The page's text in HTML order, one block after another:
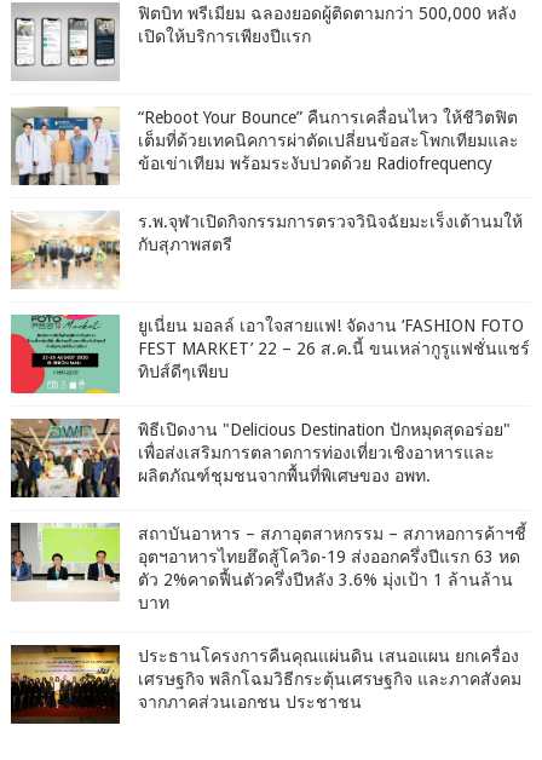
ฟิตบิท พรีเมียม ฉลองยอดผู้ติดตามกว่า 500,000 หลัง
เปิดให้บริการเพียงปีแรก
“Reboot Your Bounce” คืนการเคลื่อนไหว ให้ชีวิตฟิต
เต็มที่ด้วยเทคนิคการผ่าตัดเปลี่ยนข้อสะโพกเทียมและ
ข้อเข่าเทียม พร้อมระงับปวดด้วย Radiofrequency
ร.พ.จุฬาเปิดกิจกรรมการตรวจวินิจฉัยมะเร็งเต้านมให้
กับสุภาพสตรี
ยูเนี่ยน มอลล์ เอาใจสายแฟ! จัดงาน ‘FASHION FOTO
FEST MARKET’ 22 – 26 ส.ค.นี้ ขนเหล่ากูรูแฟชั่นแชร์
ทิปส์ดีๆเพียบ
พิธีเปิดงาน "Delicious Destination ปักหมุดสุดอร่อย"
เพื่อส่งเสริมการตลาดการท่องเที่ยวเชิงอาหารและ
ผลิตภัณฑ์ชุมชนจากพื้นที่พิเศษของ อพท.
สถาบันอาหาร – สภาอุตสาหกรรม – สภาหอการค้าฯชี้
อุตฯอาหารไทยฮึดสู้โควิด-19 ส่งออกครึ่งปีแรก 63 หด
ตัว 2%คาดฟื้นตัวครึ่งปีหลัง 3.6% มุ่งเป้า 1 ล้านล้าน
บาท
ประธานโครงการคืนคุณแผ่นดิน เสนอแผน ยกเครื่อง
เศรษฐกิจ พลิกโฉมวิธีกระตุ้นเศรษฐกิจ และภาคสังคม
จากภาคส่วนเอกชน ประชาชน